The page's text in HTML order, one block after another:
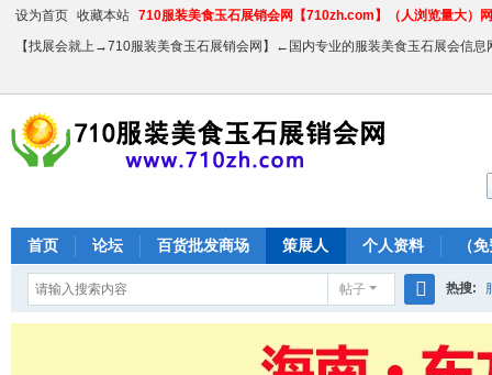
设为首页 收藏本站 710服装美食玉石展销会网【710zh.com】（人浏览量大）
【找展会就上→710服装美食玉石展销会网】←国内专业的服装美食玉石展会信息
首页 论坛 百货批发商场 策展人 个人资料 （
帖子
搜
索
热搜: